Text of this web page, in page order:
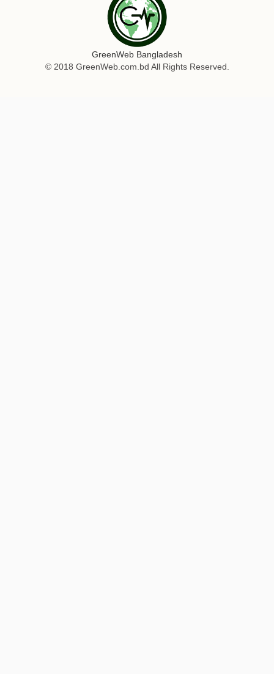
GreenWeb Bangladesh
© 2018 GreenWeb.com.bd All Rights Reserved.